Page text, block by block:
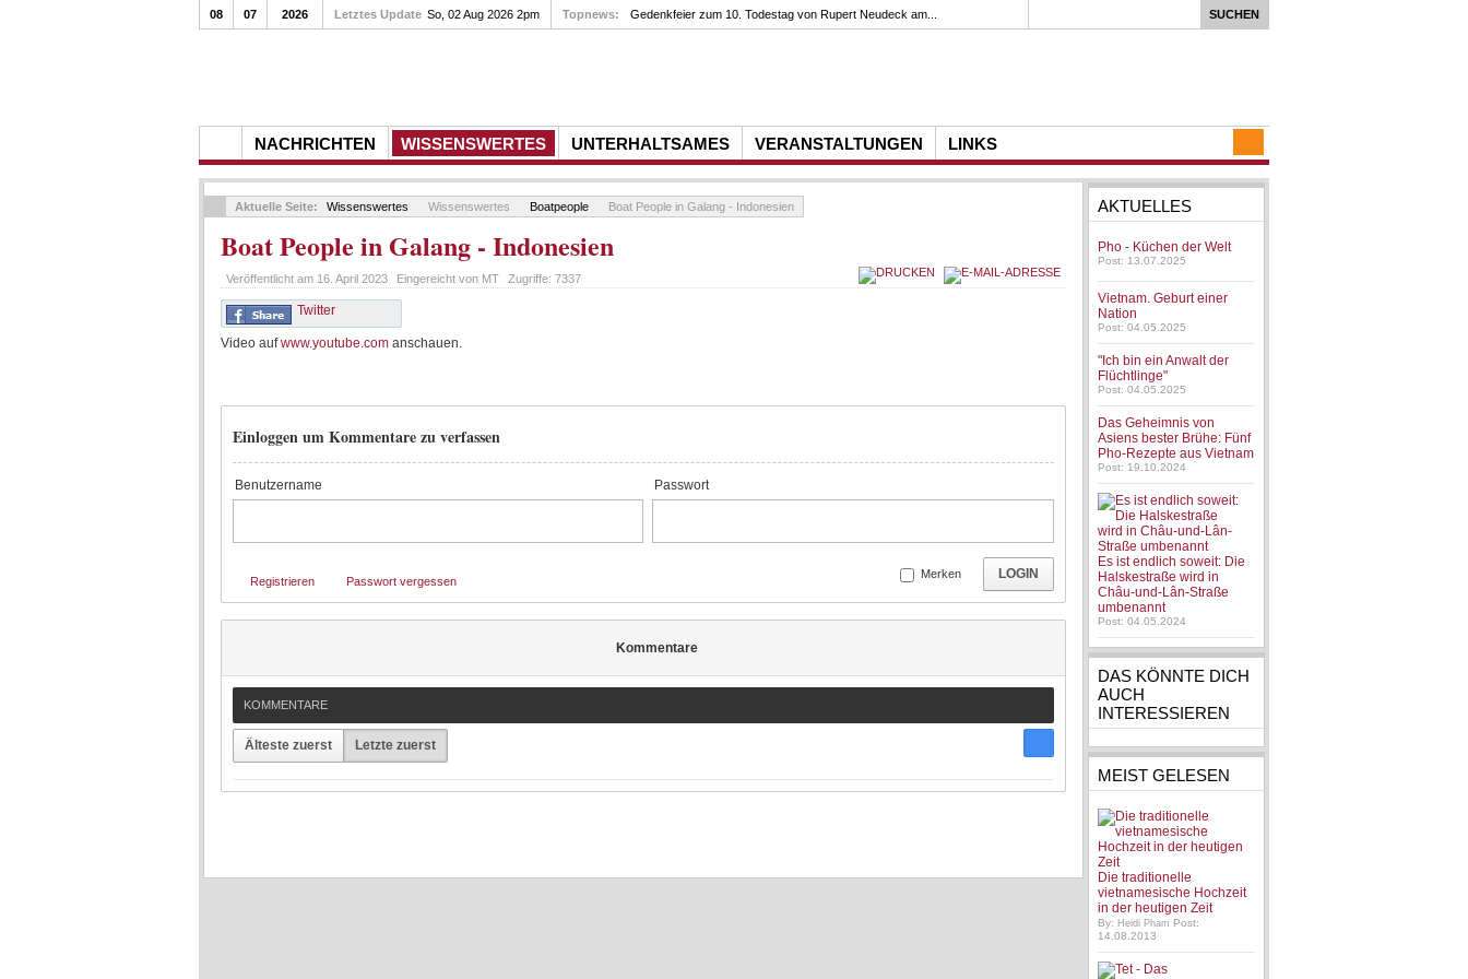
NACHRICHTEN WISSENSWERTES UNTERHALTSAMES VERANSTALTUNGEN LINKS
08 07 2026 Letztes Update So, 02 Aug 2026 2pm Topnews: Gedenkfeier zum 10. Todestag von Rupert Neudeck am...
Aktuelle Seite: Wissenswertes Wissenswertes Boatpeople Boat People in Galang - Indonesien
Boat People in Galang - Indonesien
Veröffentlicht am 16. April 2023 Eingereicht von MT Zugriffe: 7337
Twitter
Video aufwww.youtube.com anschauen.
Einloggen um Kommentare zu verfassen
Benutzername Passwort
LOGIN
Merken
Registrieren Passwort vergessen
Kommentare
KOMMENTARE
Älteste zuerst Letzte zuerst
AKTUELLES
Pho - Küchen der Welt
Post: 13.07.2025
Vietnam. Geburt einer
Nation
Post: 04.05.2025
"Ich bin ein Anwalt der
Flüchtlinge"
Post: 04.05.2025
Das Geheimnis von
Asiens bester Brühe: Fünf
Pho-Rezepte aus Vietnam
Post: 19.10.2024
Es ist endlich soweit: Die
Halskestraße wird in
Châu-und-Lân-Straße
umbenannt
Post: 04.05.2024
DAS KÖNNTE DICH
AUCH
INTERESSIEREN
MEIST GELESEN
Die traditionelle
vietnamesische Hochzeit
in der heutigen Zeit
By:Heidi Pham Post:
14.08.2013